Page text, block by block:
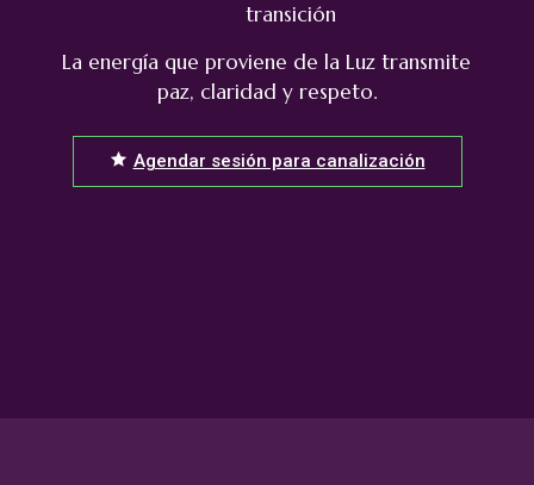
transición
La energía que proviene de la Luz transmite
paz, claridad y respeto.
Agendar sesión para canalización